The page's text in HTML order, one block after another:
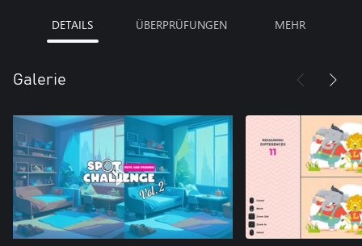
DETAILS ÜBERPRÜFUNGEN MEHR
Galerie